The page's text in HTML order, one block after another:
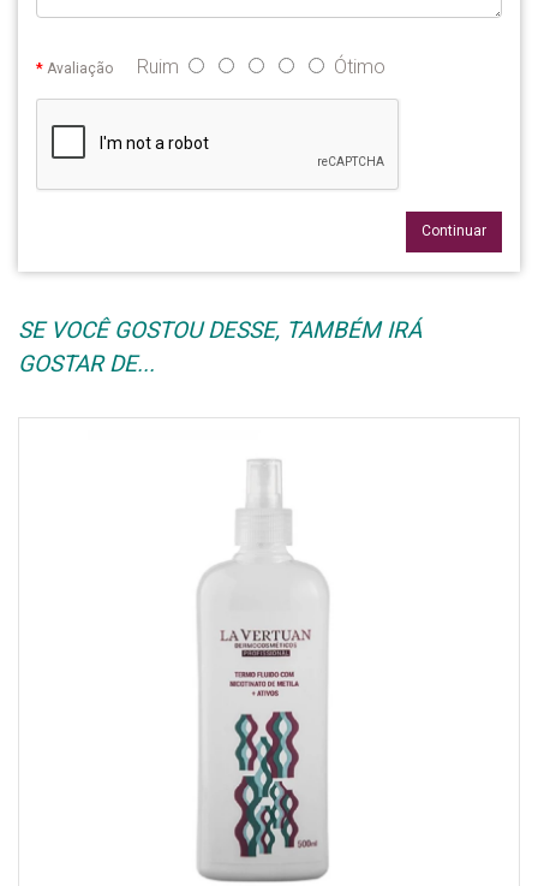
Avaliação Ruim Ótimo
Continuar
SE VOCÊ GOSTOU DESSE, TAMBÉM IRÁ
GOSTAR DE...